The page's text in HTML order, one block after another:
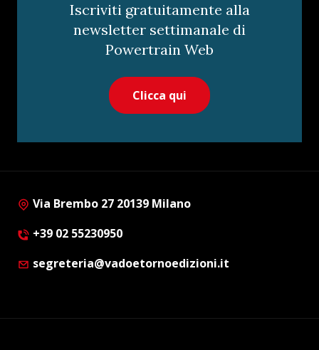
Iscriviti gratuitamente alla
newsletter settimanale di
Powertrain Web
Clicca qui
Via Brembo 27 20139 Milano
+39 02 55230950
segreteria@vadoetornoedizioni.it